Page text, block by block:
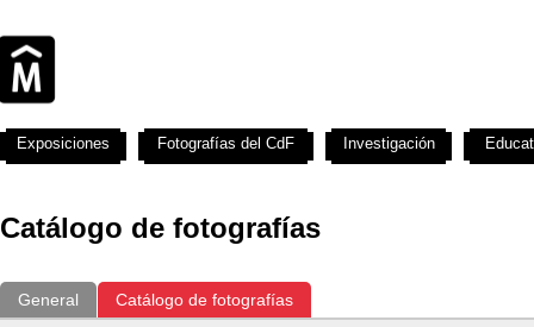
Catálogo de fotografías
General Catálogo de fotografías
Exposiciones Fotografías del CdF Investigación